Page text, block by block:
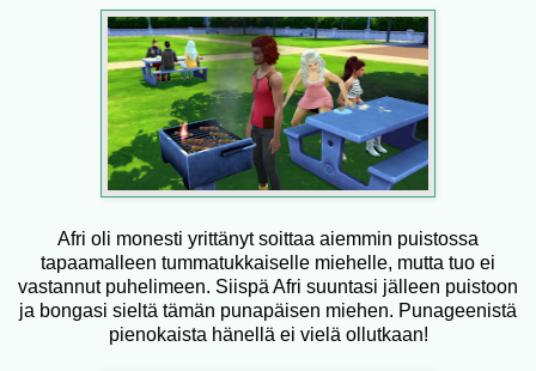
Afri oli monesti yrittänyt soittaa aiemmin puistossa
tapaamalleen tummatukkaiselle miehelle, mutta tuo ei
vastannut puhelimeen. Siispä Afri suuntasi jälleen puistoon
ja bongasi sieltä tämän punapäisen miehen. Punageenistä
pienokaista hänellä ei vielä ollutkaan!